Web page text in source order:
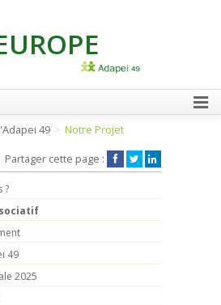
FAIRE UN DON
49
Notre Projet
Partager cette page :
?
49
2025